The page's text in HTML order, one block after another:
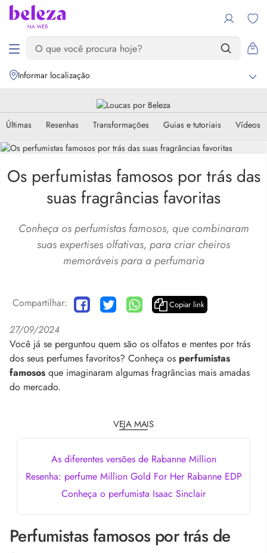
Informar localização
Últimas Resenhas Transformações Guias e tutoriais Vídeos
Os perfumistas famosos por trás das
suas fragrâncias favoritas
Conheça os perfumistas famosos, que combinaram
suas expertises olfativas, para criar cheiros
memoráveis para a perfumaria
Compartilhar: Copiar link
27/09/2024
Você já se perguntou quem são os olfatos e mentes por trás
dos seus perfumes favoritos? Conheça os perfumistas
famosos que imaginaram algumas fragrâncias mais amadas
do mercado.
VEJA MAIS
As diferentes versões de Rabanne Million
Resenha: perfume Million Gold For Her Rabanne EDP
Conheça o perfumista Isaac Sinclair
Perfumistas famosos por trás de